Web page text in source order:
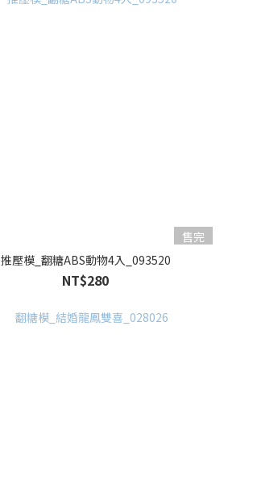
售完
推壓模_翻糖ABS動物4入_093520
NT$280